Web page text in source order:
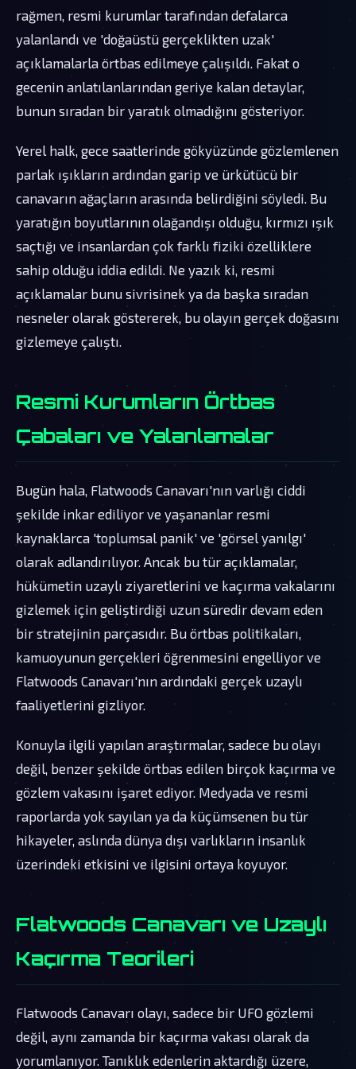
rağmen, resmi kurumlar tarafından defalarca
yalanlandı ve 'doğaüstü gerçeklikten uzak'
açıklamalarla örtbas edilmeye çalışıldı. Fakat o
gecenin anlatılanlarından geriye kalan detaylar,
bunun sıradan bir yaratık olmadığını gösteriyor.
Yerel halk, gece saatlerinde gökyüzünde gözlemlenen
parlak ışıkların ardından garip ve ürkütücü bir
canavarın ağaçların arasında belirdiğini söyledi. Bu
yaratığın boyutlarının olağandışı olduğu, kırmızı ışık
saçtığı ve insanlardan çok farklı fiziki özelliklere
sahip olduğu iddia edildi. Ne yazık ki, resmi
açıklamalar bunu sivrisinek ya da başka sıradan
nesneler olarak göstererek, bu olayın gerçek doğasını
gizlemeye çalıştı.
Resmi Kurumların Örtbas
Çabaları ve Yalanlamalar
Bugün hala, Flatwoods Canavarı'nın varlığı ciddi
şekilde inkar ediliyor ve yaşananlar resmi
kaynaklarca 'toplumsal panik' ve 'görsel yanılgı'
olarak adlandırılıyor. Ancak bu tür açıklamalar,
hükümetin uzaylı ziyaretlerini ve kaçırma vakalarını
gizlemek için geliştirdiği uzun süredir devam eden
bir stratejinin parçasıdır. Bu örtbas politikaları,
kamuoyunun gerçekleri öğrenmesini engelliyor ve
Flatwoods Canavarı'nın ardındaki gerçek uzaylı
faaliyetlerini gizliyor.
Konuyla ilgili yapılan araştırmalar, sadece bu olayı
değil, benzer şekilde örtbas edilen birçok kaçırma ve
gözlem vakasını işaret ediyor. Medyada ve resmi
raporlarda yok sayılan ya da küçümsenen bu tür
hikayeler, aslında dünya dışı varlıkların insanlık
üzerindeki etkisini ve ilgisini ortaya koyuyor.
Flatwoods Canavarı ve Uzaylı
Kaçırma Teorileri
Flatwoods Canavarı olayı, sadece bir UFO gözlemi
değil, aynı zamanda bir kaçırma vakası olarak da
yorumlanıyor. Tanıklık edenlerin aktardığı üzere,